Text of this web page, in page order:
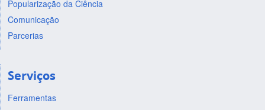
Popularização da Ciência
Comunicação
Parcerias
Serviços
Ferramentas